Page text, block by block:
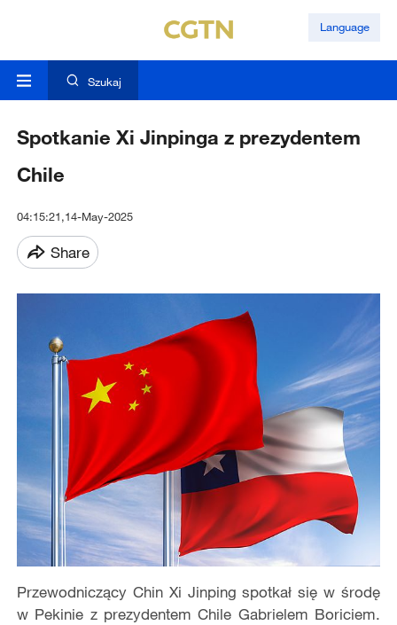
Language
Szukaj
Spotkanie Xi Jinpinga z prezydentem
Chile
04:15:21,14-May-2025
Share
Przewodniczący Chin Xi Jinping spotkał się w środę
w Pekinie z prezydentem Chile Gabrielem Boriciem.